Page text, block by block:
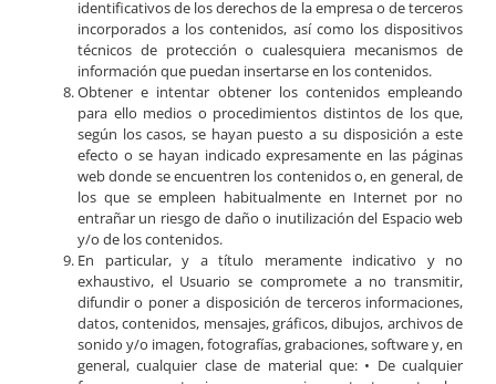
identificativos de los derechos de la empresa o de terceros
incorporados a los contenidos, así como los dispositivos
técnicos de protección o cualesquiera mecanismos de
información que puedan insertarse en los contenidos.
Obtener e intentar obtener los contenidos empleando
para ello medios o procedimientos distintos de los que,
según los casos, se hayan puesto a su disposición a este
efecto o se hayan indicado expresamente en las páginas
web donde se encuentren los contenidos o, en general, de
los que se empleen habitualmente en Internet por no
entrañar un riesgo de daño o inutilización del Espacio web
y/o de los contenidos.
En particular, y a título meramente indicativo y no
exhaustivo, el Usuario se compromete a no transmitir,
difundir o poner a disposición de terceros informaciones,
datos, contenidos, mensajes, gráficos, dibujos, archivos de
sonido y/o imagen, fotografías, grabaciones, software y, en
general, cualquier clase de material que: • De cualquier